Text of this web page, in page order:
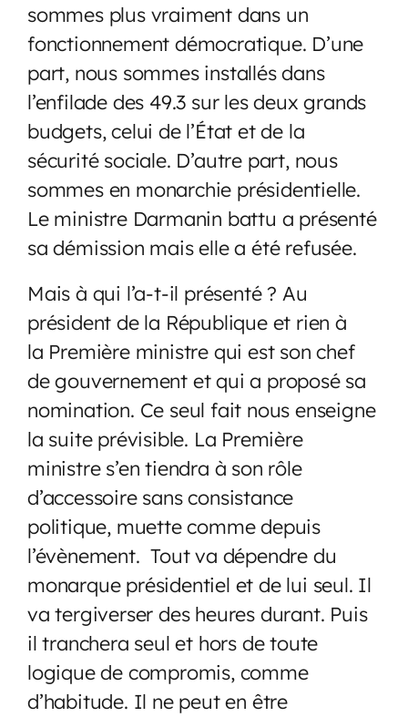
sommes plus vraiment dans un
fonctionnement démocratique. D’une
part, nous sommes installés dans
l’enfilade des 49.3 sur les deux grands
budgets, celui de l’État et de la
sécurité sociale. D’autre part, nous
sommes en monarchie présidentielle.
Le ministre Darmanin battu a présenté
sa démission mais elle a été refusée.
Mais à qui l’a-t-il présenté ? Au
président de la République et rien à
la Première ministre qui est son chef
de gouvernement et qui a proposé sa
nomination. Ce seul fait nous enseigne
la suite prévisible. La Première
ministre s’en tiendra à son rôle
d’accessoire sans consistance
politique, muette comme depuis
l’évènement. Tout va dépendre du
monarque présidentiel et de lui seul. Il
va tergiverser des heures durant. Puis
il tranchera seul et hors de toute
logique de compromis, comme
d’habitude. Il ne peut en être